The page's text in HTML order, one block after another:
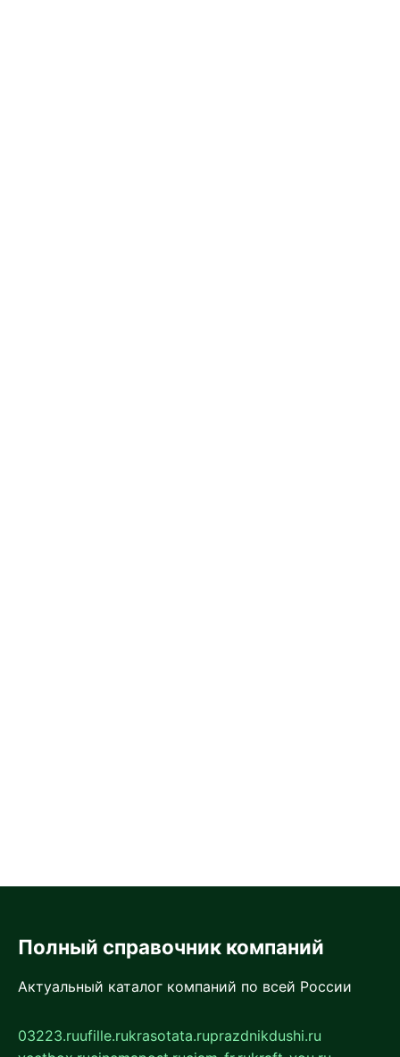
Полный справочник компаний
Актуальный каталог компаний по всей России
03223.ruufille.rukrasotata.ruprazdnikdushi.ru